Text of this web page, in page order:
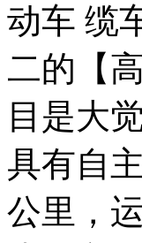
动车 缆
二的【
目是大
具有自
公里，